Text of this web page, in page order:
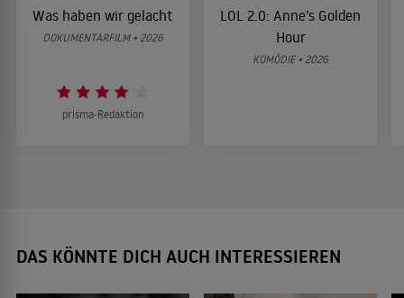
Was haben wir gelacht
DOKUMENTARFILM • 2026
prisma-Redaktion
LOL 2.0: Anne’s Golden
Hour
KOMÖDIE • 2026
DAS KÖNNTE DICH AUCH INTERESSIEREN